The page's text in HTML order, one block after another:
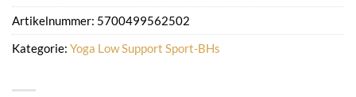
Artikelnummer: 5700499562502
Kategorie: Yoga Low Support Sport-BHs